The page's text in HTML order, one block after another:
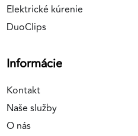
Elektrické kúrenie
DuoClips
Informácie
Kontakt
Naše služby
O nás